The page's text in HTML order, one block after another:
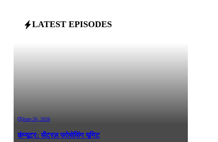
LATEST EPISODES
June 26, 2026
कंप्यूटर: सेंट्रल प्रोसेसिंग यूनिट